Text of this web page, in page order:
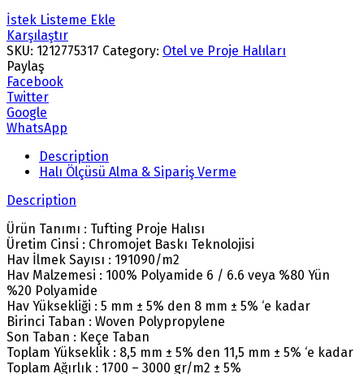
İstek Listeme Ekle
Karşılaştır
SKU: 1212775317 Category: Otel ve Proje Halıları
Paylaş
Facebook
Twitter
Google
WhatsApp
Description
Halı Ölçüsü Alma & Sipariş Verme
Description
Ürün Tanımı : Tufting Proje Halısı
Üretim Cinsi : Chromojet Baskı Teknolojisi
Hav İlmek Sayısı : 191090/m2
Hav Malzemesi : 100% Polyamide 6 / 6.6 veya %80 Yün
%20 Polyamide
Hav Yüksekliği : 5 mm ± 5% den 8 mm ± 5% ‘e kadar
Birinci Taban : Woven Polypropylene
Son Taban : Keçe Taban
Toplam Yükseklik : 8,5 mm ± 5% den 11,5 mm ± 5% ‘e kadar
Toplam Ağırlık : 1700 – 3000 gr/m2 ± 5%